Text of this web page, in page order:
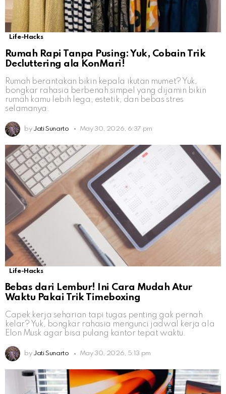
Life-Hacks
Rumah Rapi Tanpa Pusing: Yuk, Cobain Trik
Decluttering ala KonMari!
Rumah berantakan bikin kepala ikutan mumet? Yuk,
bongkar rahasia berbenah simpel yang dijamin bikin
rumah kamu lebih lega, estetik, dan bebas stres
selamanya.
by Jati Sunarto May 30, 2026, 6:37 pm
Life-Hacks
Bebas dari Lembur! Ini Cara Mudah Atur
Waktu Pakai Trik Timeboxing
Capek kerja seharian tapi tugas penting gak pernah
kelar? Yuk, bongkar rahasia mengunci jadwal kerja ala
Elon Musk agar bisa pulang kantor tepat waktu.
by Jati Sunarto May 30, 2026, 5:13 pm